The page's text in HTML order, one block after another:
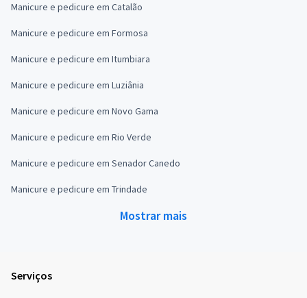
Manicure e pedicure em Catalão
Manicure e pedicure em Formosa
Manicure e pedicure em Itumbiara
Manicure e pedicure em Luziânia
Manicure e pedicure em Novo Gama
Manicure e pedicure em Rio Verde
Manicure e pedicure em Senador Canedo
Manicure e pedicure em Trindade
Mostrar mais
Serviços